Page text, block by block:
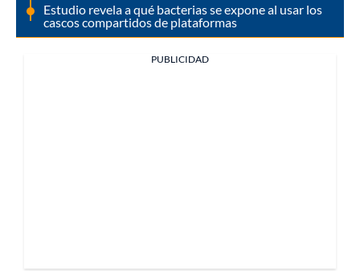
Estudio revela a qué bacterias se expone al usar los
cascos compartidos de plataformas
PUBLICIDAD